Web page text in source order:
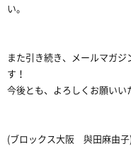
い。
また引き続き、メールマガ
す！
今後とも、よろしくお願いい
(ブロックス大阪 與田麻由子)